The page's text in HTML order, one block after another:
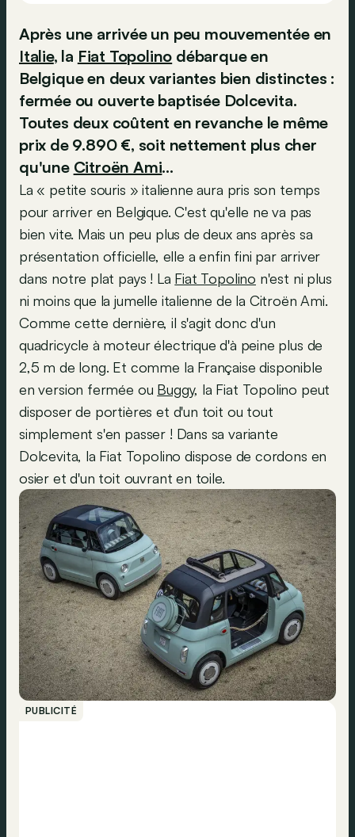
Après une arrivée un peu mouvementée en
Italie, la Fiat Topolino débarque en
Belgique en deux variantes bien distinctes :
fermée ou ouverte baptisée Dolcevita.
Toutes deux coûtent en revanche le même
prix de 9.890 €, soit nettement plus cher
qu'une Citroën Ami…
La « petite souris » italienne aura pris son temps
pour arriver en Belgique. C'est qu'elle ne va pas
bien vite. Mais un peu plus de deux ans après sa
présentation officielle, elle a enfin fini par arriver
dans notre plat pays ! La Fiat Topolino n'est ni plus
ni moins que la jumelle italienne de la Citroën Ami.
Comme cette dernière, il s'agit donc d'un
quadricycle à moteur électrique d'à peine plus de
2,5 m de long. Et comme la Française disponible
en version fermée ou Buggy, la Fiat Topolino peut
disposer de portières et d'un toit ou tout
simplement s'en passer ! Dans sa variante
Dolcevita, la Fiat Topolino dispose de cordons en
osier et d'un toit ouvrant en toile.
PUBLICITÉ